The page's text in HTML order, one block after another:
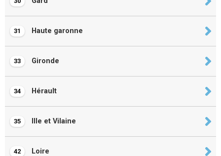
31 Haute garonne
33 Gironde
34 Hérault
35 Ille et Vilaine
42 Loire